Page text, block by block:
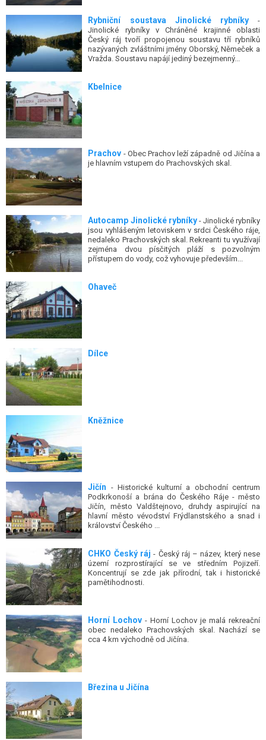
Rybniční soustava Jinolické rybníky-
Jinolické rybníky v Chráněné krajinné oblasti
Český ráj tvoří propojenou soustavu tří rybníků
nazývaných zvláštními jmény Oborský, Němeček a
Vražda. Soustavu napájí jediný bezejmenný...
Kbelnice
Prachov - Obec Prachov leží západně od Jičína a
je hlavním vstupem do Prachovských skal.
Autocamp Jinolické rybníky- Jinolické rybníky
jsou vyhlášeným letoviskem v srdci Českého ráje,
nedaleko Prachovských skal. Rekreanti tu využívají
zejména dvou písčitých pláží s pozvolným
přístupem do vody, což vyhovuje především...
Ohaveč
Dílce
Kněžnice
Jičín - Historické kulturní a obchodní centrum
Podkrkonoší a brána do Českého Ráje - město
Jičín, město Valdštejnovo, druhdy aspirující na
hlavní město vévodství Frýdlanstského a snad i
království Českého ...
CHKO Český ráj - Český ráj – název, který nese
území rozprostírající se ve středním Pojizeří.
Koncentrují se zde jak přírodní, tak i historické
pamětihodnosti.
Horní Lochov - Horní Lochov je malá rekreační
obec nedaleko Prachovských skal. Nachází se
cca 4 km východně od Jičína.
Březina u Jičína